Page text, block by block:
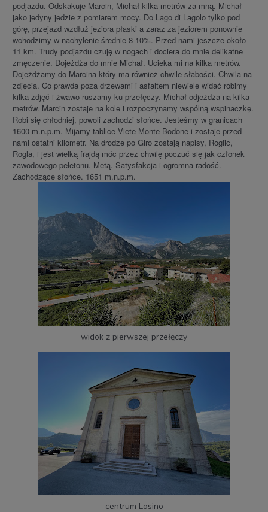
podjazdu. Odskakuje Marcin, Michał kilka metrów za mną. Michał
jako jedyny jedzie z pomiarem mocy. Do Lago di Lagolo tylko pod
górę, przejazd wzdłuż jeziora płaski a zaraz za jeziorem ponownie
wchodzimy w nachylenie średnie 8-10%. Przed nami jeszcze około
11 km. Trudy podjazdu czuję w nogach i dociera do mnie delikatne
zmęczenie. Dojeżdża do mnie Michał. Ucieka mi na kilka metrów.
Dojeżdżamy do Marcina który ma również chwile słabości. Chwila na
zdjęcia. Co prawda poza drzewami i asfaltem niewiele widać robimy
kilka zdjęć i żwawo ruszamy ku przełęczy. Michał odjeżdża na kilka
metrów. Marcin zostaje na kole i rozpoczynamy wspólną wspinaczkę.
Robi się chłodniej, powoli zachodzi słońce. Jesteśmy w granicach
1600 m.n.p.m. Mijamy tablice Viete Monte Bodone i zostaje przed
nami ostatni kilometr. Na drodze po Giro zostają napisy, Roglic,
Rogla, i jest wielką frajdą móc przez chwilę poczuć się jak członek
zawodowego peletonu. Metą. Satysfakcja i ogromna radość.
Zachodzące słońce. 1651 m.n.p.m.
widok z pierwszej przełęczy
centrum Lasino